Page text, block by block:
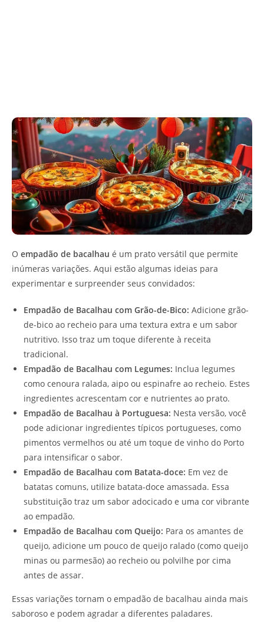
O empadão de bacalhau é um prato versátil que permite
inúmeras variações. Aqui estão algumas ideias para
experimentar e surpreender seus convidados:
Empadão de Bacalhau com Grão-de-Bico: Adicione grão-
de-bico ao recheio para uma textura extra e um sabor
nutritivo. Isso traz um toque diferente à receita
tradicional.
Empadão de Bacalhau com Legumes: Inclua legumes
como cenoura ralada, aipo ou espinafre ao recheio. Estes
ingredientes acrescentam cor e nutrientes ao prato.
Empadão de Bacalhau à Portuguesa: Nesta versão, você
pode adicionar ingredientes típicos portugueses, como
pimentos vermelhos ou até um toque de vinho do Porto
para intensificar o sabor.
Empadão de Bacalhau com Batata-doce: Em vez de
batatas comuns, utilize batata-doce amassada. Essa
substituição traz um sabor adocicado e uma cor vibrante
ao empadão.
Empadão de Bacalhau com Queijo: Para os amantes de
queijo, adicione um pouco de queijo ralado (como queijo
minas ou parmesão) ao recheio ou polvilhe por cima
antes de assar.
Essas variações tornam o empadão de bacalhau ainda mais
saboroso e podem agradar a diferentes paladares.